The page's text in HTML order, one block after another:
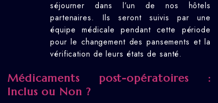
séjourner dans l’un de nos hôtels
partenaires. Ils seront suivis par une
équipe médicale pendant cette période
pour le changement des pansements et la
vérification de leurs états de santé.
Médicaments post-opératoires :
Inclus ou Non ?